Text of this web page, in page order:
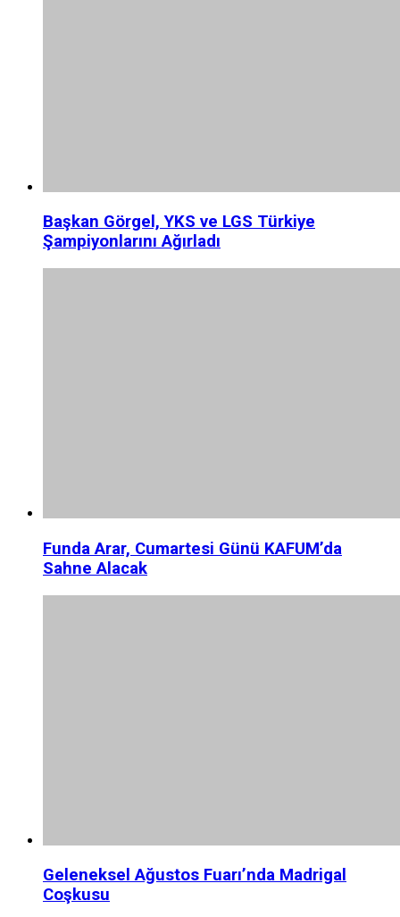
Başkan Görgel, YKS ve LGS Türkiye
Şampiyonlarını Ağırladı
Funda Arar, Cumartesi Günü KAFUM’da
Sahne Alacak
Geleneksel Ağustos Fuarı’nda Madrigal
Coşkusu